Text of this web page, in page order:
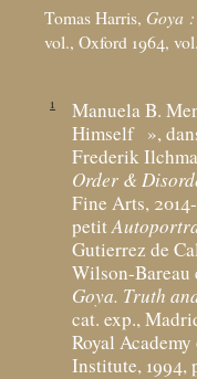
Tomas Harris, Goya
vol., Oxford 1964,
1 Manuela B.
Himself »,
Frederik
Order &
Fine Arts,
petit
Gutierrez de
Wilson-Bareau
Goya. Truth
cat. exp.,
Royal
Institute, 1994,